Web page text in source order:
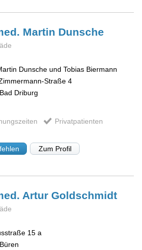
Martin Dunsche
Dunsche und Tobias Biermann
Straße 4
Bad Driburg
Privatpatienten
Zum Profil
ArturGoldschmidt
15 a
Büren